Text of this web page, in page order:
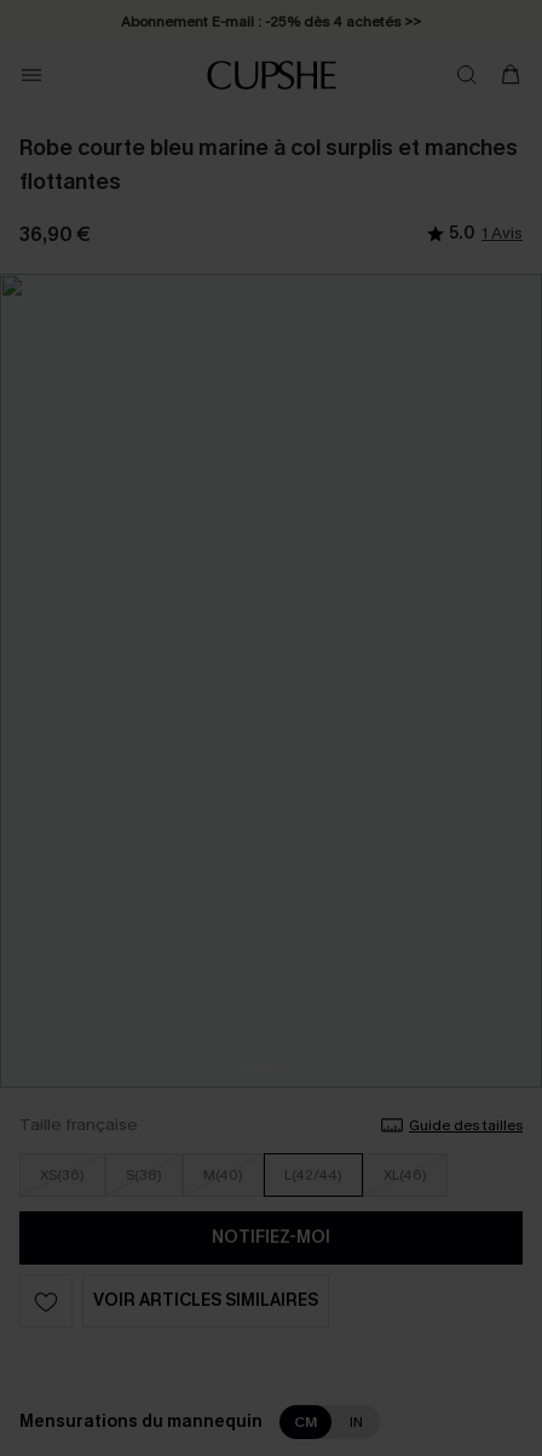
Abonnement E-mail : -25% dès 4 achetés >>
Robe courte bleu marine à col surplis et manches
flottantes
36,90 € 5.0 1 Avis
Taille française Guide des tailles
XS(36) S(38) M(40) L(42/44) XL(46)
NOTIFIEZ-MOI
VOIR ARTICLES SIMILAIRES
Mensurations du mannequin CM IN